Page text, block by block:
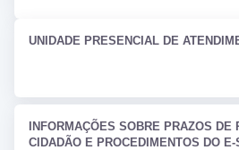
UNIDADE PRESENCIAL DE
INFORMAÇÕES SOBRE PRAZOS DE
CIDADÃO E PROCEDIMENTOS DO